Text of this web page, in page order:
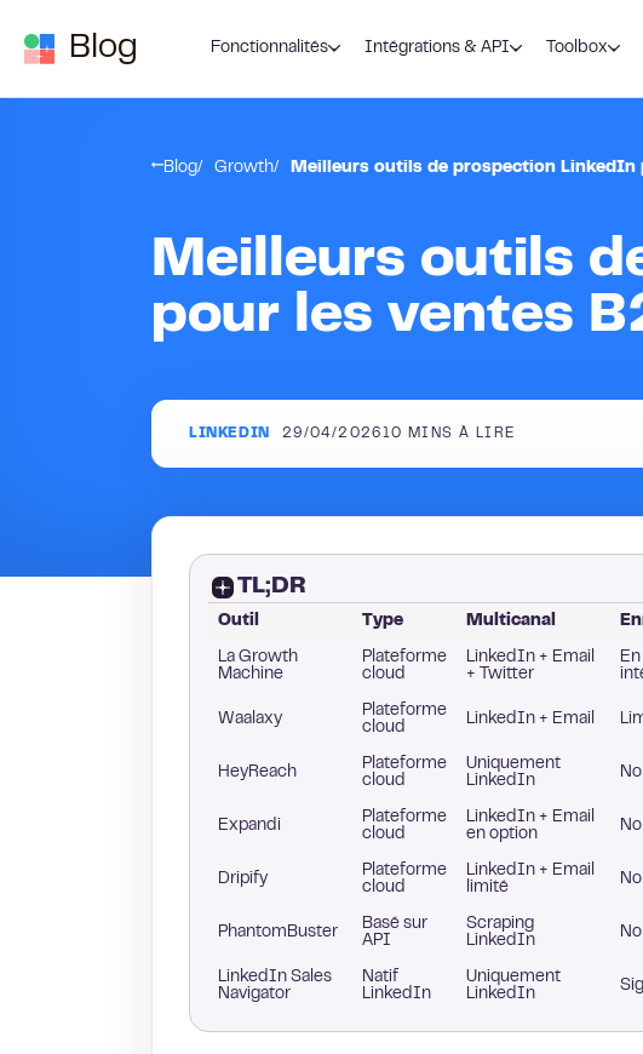
Blog Fonctionnalités Intégrations & API Toolbox
Blog Growth Meilleurs outils de prospection LinkedIn
Meilleurs outils
pour les ventes
LINKEDIN 29/04/2026 10 MINS À LIRE
TL;DR
Outil Type Multicanal
La Growth
Machine
Plateforme
cloud
LinkedIn + Email
+ Twitter
Waalaxy
Plateforme
cloud
LinkedIn + Email
HeyReach
Plateforme
cloud
Uniquement
LinkedIn
Expandi
Plateforme
cloud
LinkedIn + Email
en option
Dripify
Plateforme
cloud
LinkedIn + Email
limité
PhantomBuster
Basé sur
API
Scraping
LinkedIn
LinkedIn Sales
Navigator
Natif
LinkedIn
Uniquement
LinkedIn